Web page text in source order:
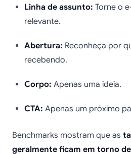
Linha de assunto: Torne o
relevante.
Abertura: Reconheça por
recebendo.
Corpo: Apenas uma ideia.
CTA: Apenas um próximo
Benchmarks mostram que as
geralmente ficam em torno